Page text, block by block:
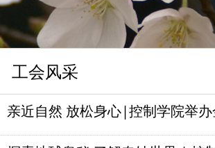
工会风采
亲近自然 放松身心|控制学院举